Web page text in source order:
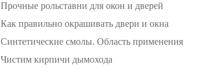
Прочные рольставни для окон и дверей
Как правильно окрашивать двери и окна
Синтетические смолы. Область применения
Чистим кирпичи дымохода